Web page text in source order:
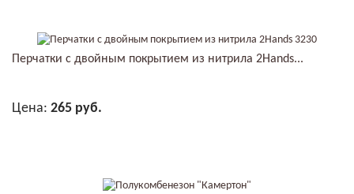
Перчатки с двойным покрытием из нитрила 2Hands...
Цена: 265 руб.